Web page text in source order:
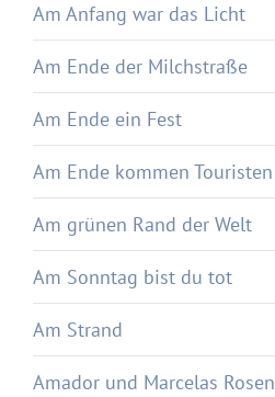
Am Anfang war das Licht
Am Ende der Milchstraße
Am Ende ein Fest
Am Ende kommen Touristen
Am grünen Rand der Welt
Am Sonntag bist du tot
Am Strand
Amador und Marcelas Rosen